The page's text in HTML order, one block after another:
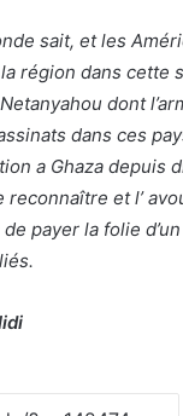
sait, et les
région dans cette
dont
dans ces
a Ghaza depuis
reconnaître et l’
payer la folie